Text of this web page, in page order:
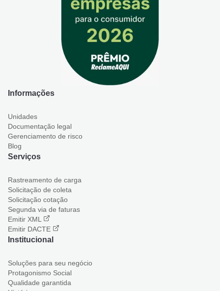
Informações
Unidades
Documentação legal
Gerenciamento de risco
Blog
Serviços
Rastreamento de carga
Solicitação de coleta
Solicitação cotação
Segunda via de faturas
Emitir XML
Emitir DACTE
Institucional
Soluções para seu negócio
Protagonismo Social
Qualidade garantida